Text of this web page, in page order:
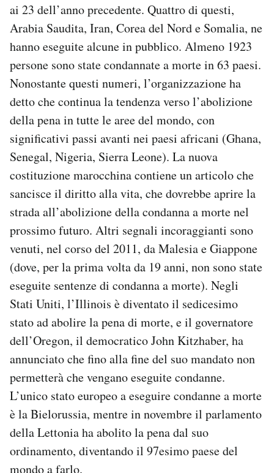
Area Personale
Newsletter
Notifiche mobile
Regala il Post
ai 23 dell’anno precedente. Quattro di questi,
Arabia Saudita, Iran, Corea del Nord e Somalia, ne
hanno eseguite alcune in pubblico. Almeno 1923
persone sono state condannate a morte in 63 paesi.
Nonostante questi numeri, l’organizzazione ha
detto che continua la tendenza verso l’abolizione
della pena in tutte le aree del mondo, con
significativi passi avanti nei paesi africani (Ghana,
Senegal, Nigeria, Sierra Leone). La nuova
costituzione marocchina contiene un articolo che
sancisce il diritto alla vita, che dovrebbe aprire la
strada all’abolizione della condanna a morte nel
prossimo futuro. Altri segnali incoraggianti sono
venuti, nel corso del 2011, da Malesia e Giappone
(dove, per la prima volta da 19 anni, non sono state
eseguite sentenze di condanna a morte). Negli
Stati Uniti, l’Illinois è diventato il sedicesimo
stato ad abolire la pena di morte, e il governatore
dell’Oregon, il democratico John Kitzhaber, ha
annunciato che fino alla fine del suo mandato non
permetterà che vengano eseguite condanne.
L’unico stato europeo a eseguire condanne a morte
è la Bielorussia, mentre in novembre il parlamento
della Lettonia ha abolito la pena dal suo
ordinamento, diventando il 97esimo paese del
mondo a farlo.